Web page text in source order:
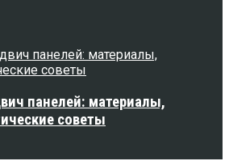
панелей: материалы,
советы